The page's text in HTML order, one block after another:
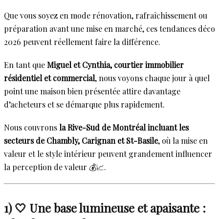
Que vous soyez en mode rénovation, rafraîchissement ou
préparation avant une mise en marché, ces tendances déco
2026 peuvent réellement faire la différence.
En tant queMiguel et Cynthia, courtier immobilier
résidentiel et commercial, nous voyons chaque jour à quel
point une maison bien présentée attire davantage
d’acheteurs et se démarque plus rapidement.
Nous couvronsla Rive-Sud de Montréal incluant les
secteurs de Chambly, Carignan et St-Basile, où la mise en
valeur et le style intérieur peuvent grandement influencer
la perception de valeur 💰📈.
1) 🤍 Une base lumineuse et apaisante :